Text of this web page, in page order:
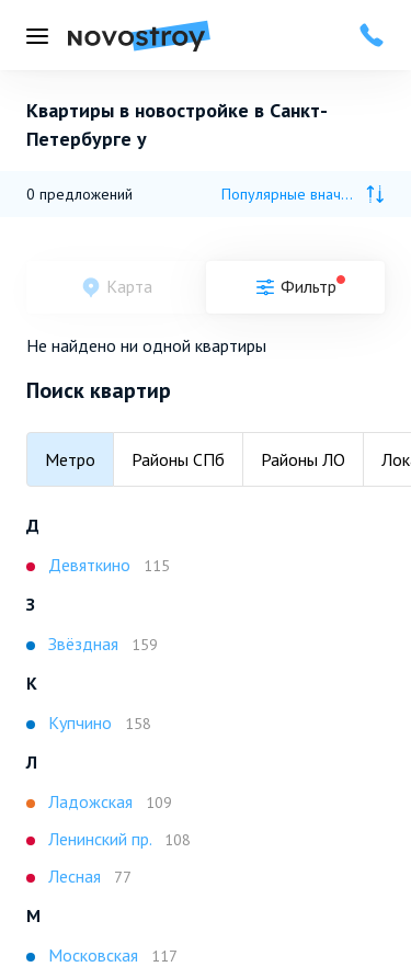
Меню
Квартиры в новостройке в Санкт-
Петербурге у
0 предложений Популярные вначале
Карта Фильтр
Не найдено ни одной квартиры
Поиск квартир
Метро Районы СПб Районы ЛО
Д
Девяткино
115
З
Звёздная
159
К
Купчино
158
Л
Ладожская
109
Ленинский пр. 108
Лесная 77
М
Московская
117